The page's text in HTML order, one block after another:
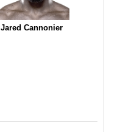
Jared Cannonier